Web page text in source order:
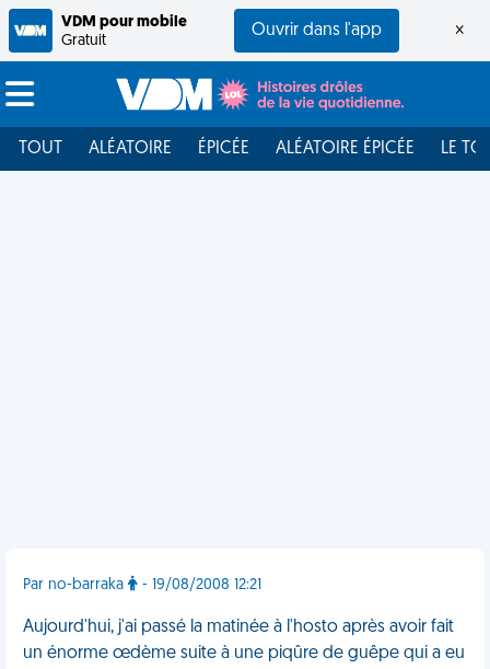
VDM pour mobile
Gratuit
Ouvrir dans l'app ×
TOUT ALÉATOIRE ÉPICÉE ALÉATOIRE ÉPICÉE LE
Par no-barraka - 19/08/2008 12:21
Aujourd'hui, j'ai passé la matinée à l'hosto après avoir fait
un énorme œdème suite à une piqûre de guêpe qui a eu